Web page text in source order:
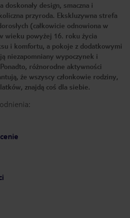
design, smaczna i
przyroda. Ekskluzywna strefa
(całkowicie odnowiona w
wieku powyżej 16. roku życia
i komfortu, a pokoje z dodatkowymi
niezapomniany wypoczynek i
różnorodne aktywności
że wszyscy członkowie rodziny,
znajdą coś dla siebie.